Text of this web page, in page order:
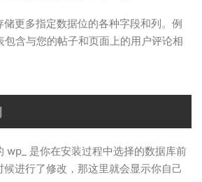
更多指定数据位的各种字段和列。例
含与您的帖子和页面上的用户评论相
wp_ 是你在安装过程中选择的数据库前
进行了修改，那这里就会显示你自己